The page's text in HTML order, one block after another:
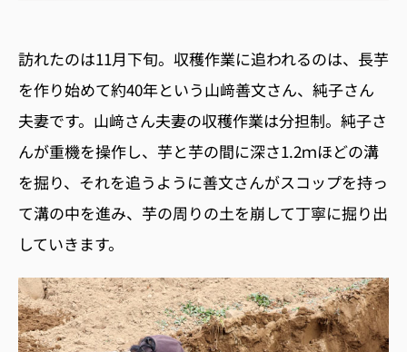
訪れたのは11月下旬。収穫作業に追われるのは、長芋
を作り始めて約40年という山﨑善文さん、純子さん
夫妻です。山﨑さん夫妻の収穫作業は分担制。純子さ
んが重機を操作し、芋と芋の間に深さ1.2ｍほどの溝
を掘り、それを追うように善文さんがスコップを持っ
て溝の中を進み、芋の周りの土を崩して丁寧に掘り出
していきます。